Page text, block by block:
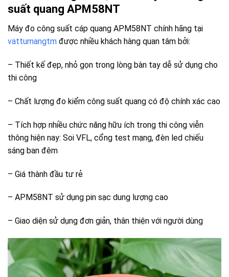
suất quang APM58NT
Máy đo công suất cáp quang APM58NT chính hãng tại
vattumangtm được nhiều khách hàng quan tâm bởi:
– Thiết kế đẹp, nhỏ gọn trong lòng bàn tay dễ sử dụng cho
thi công
– Chất lượng đo kiểm công suất quang có độ chính xác cao
– Tích hợp nhiều chức năng hữu ích trong thi công viễn
thông hiện nay: Soi VFL, cổng test mạng, đèn led chiếu
sáng ban đêm
– Giá thành đầu tư rẻ
– APM58NT sử dụng pin sạc dung lượng cao
– Giao diện sử dụng đơn giản, thân thiện với người dùng